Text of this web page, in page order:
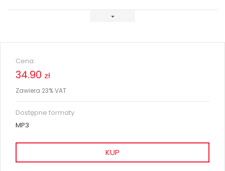
Cena:
34.90 zł
Zawiera 23% VAT
Dostępne formaty
MP3
KUP